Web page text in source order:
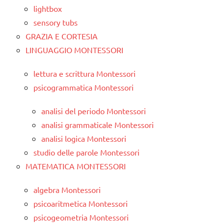
lightbox
sensory tubs
GRAZIA E CORTESIA
LINGUAGGIO MONTESSORI
lettura e scrittura Montessori
psicogrammatica Montessori
analisi del periodo Montessori
analisi grammaticale Montessori
analisi logica Montessori
studio delle parole Montessori
MATEMATICA MONTESSORI
algebra Montessori
psicoaritmetica Montessori
psicogeometria Montessori